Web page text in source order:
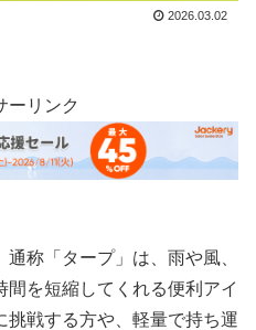
2026.03.02
ーリンク
称「タープ」は、雨や風、
を短縮してくれる便利アイ
挑戦する方や、軽量で持ち運